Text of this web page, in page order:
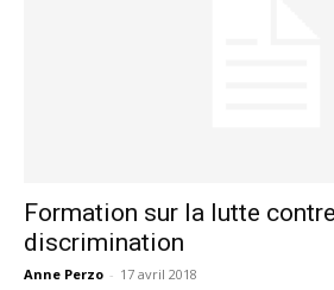
Formation sur la lutte
discrimination
Anne Perzo - 17 avril 2018